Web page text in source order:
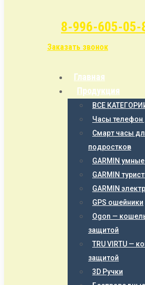
8-996-605-05-
Заказать звонок
Главная
Продукция
ВСЕ
Часы телефон
Смарт часы
подростков
GARMIN
GARMIN
GARMIN
GPS ошейники
Ogon —
защитой
TRU VIRTU —
защитой
3D Ручки